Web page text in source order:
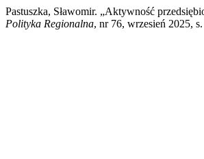
Pastuszka, Sławomir. „Aktywność
Polityka Regionalna, nr 76, wrzesień 2025,